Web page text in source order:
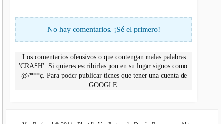
No hay comentarios. ¡Sé el primero!
Los comentarios ofensivos o que contengan malas palabras
'CRASH'. Si quieres escribirlas pon en su lugar signos como:
@/***ç. Para poder publicar tienes que tener una cuenta de
GOOGLE.